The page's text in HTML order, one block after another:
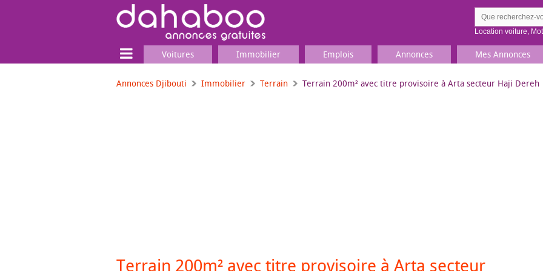
Location voiture,
Voitures Immobilier Emplois Annonces Mes Annonces
Annonces Djibouti Immobilier Terrain Terrain 200m² avec titre provisoire à Arta secteur Haji Dereh
Terrain 200m² avec titre provisoire à Arta secteur